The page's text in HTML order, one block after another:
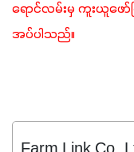
ရောင်လမ်းမှ ကူးယူဖော်
အပ်ပါသည်။